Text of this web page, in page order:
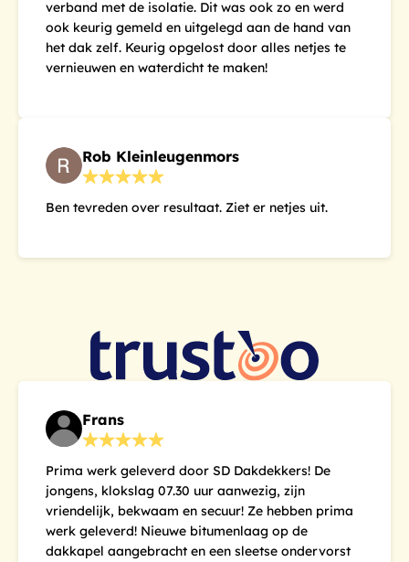
verband met de isolatie. Dit was ook zo en werd
ook keurig gemeld en uitgelegd aan de hand van
het dak zelf. Keurig opgelost door alles netjes te
vernieuwen en waterdicht te maken!
Rob Kleinleugenmors
Ben tevreden over resultaat. Ziet er netjes uit.
Frans
Prima werk geleverd door SD Dakdekkers! De
jongens, klokslag 07.30 uur aanwezig, zijn
vriendelijk, bekwaam en secuur! Ze hebben prima
werk geleverd! Nieuwe bitumenlaag op de
dakkapel aangebracht en een sleetse ondervorst